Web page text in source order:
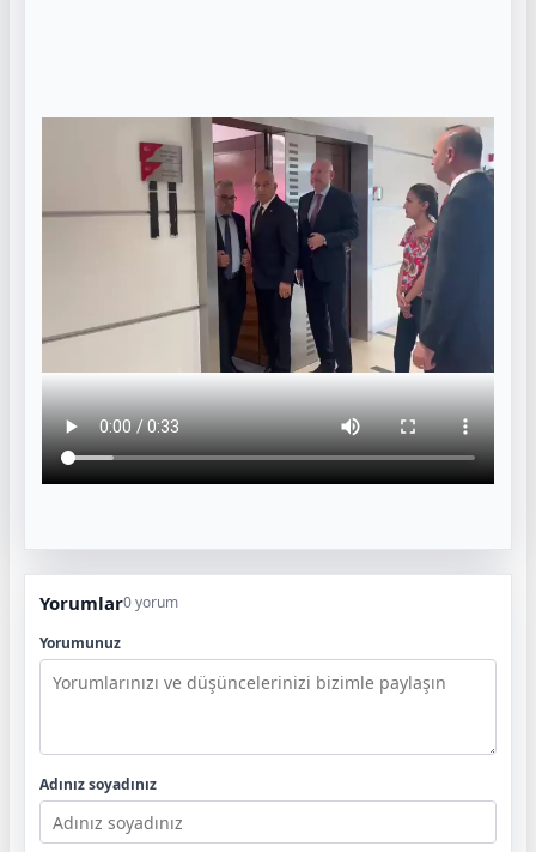
Yorumlar0 yorum
Yorumunuz
Adınız soyadınız